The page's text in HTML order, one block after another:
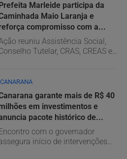
Prefeita Marleide participa da
Maio Laranja e
compromisso com a...
reuniu Assistência Social,
Tutelar, CRAS, CREAS e
CANARANA
garante mais de R$ 40
em investimentos e
pacote histórico de...
Encontro com o governador
início de intervenções